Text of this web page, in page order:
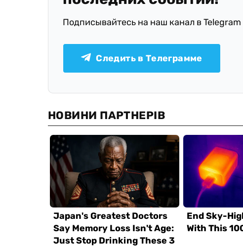
Подписывайтесь на наш канал в Telegram
Следить в Телеграмме